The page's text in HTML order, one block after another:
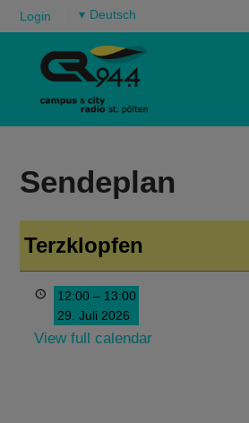
Login ▾
Sendeplan
Terzklopfen
12:00 – 13:00
29. Juli 2026
View full calendar